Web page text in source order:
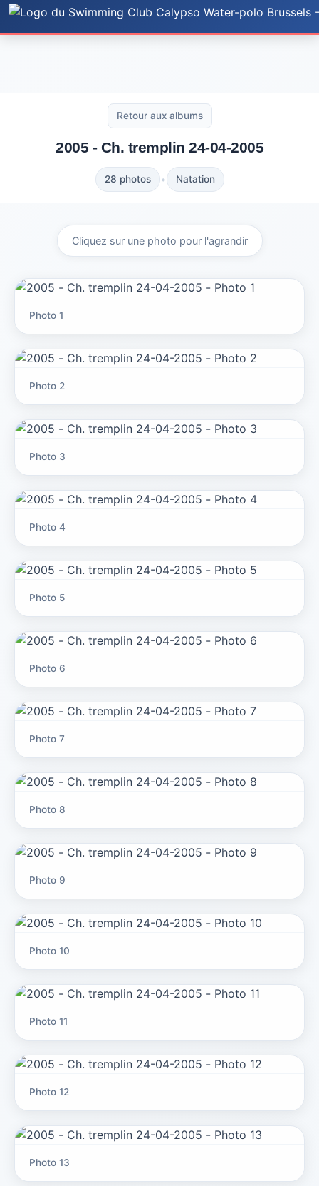
Faire un don
Groupe Nat
Équipes WP
Calendrier-Matchs
(Ré)Inscription
Contacts
Cotisation
Retour aux albums
2005 - Ch. tremplin 24-04-2005
28 photos • Natation
Cliquez sur une photo pour l'agrandir
Photo 1
Photo 2
Photo 3
Photo 4
Photo 5
Photo 6
Photo 7
Photo 8
Photo 9
Photo 10
Photo 11
Photo 12
Photo 13